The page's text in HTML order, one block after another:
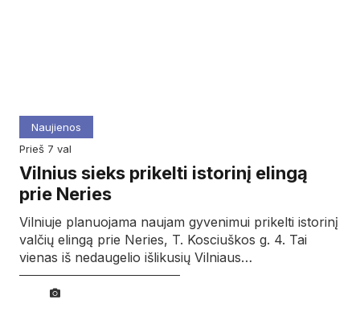
Naujienos
prieš 7 val
Vilnius sieks prikelti istorinį elingą
prie Neries
Vilniuje planuojama naujam gyvenimui prikelti istorinį
valčių elingą prie Neries, T. Kosciuškos g. 4. Tai
vienas iš nedaugelio išlikusių Vilniaus…